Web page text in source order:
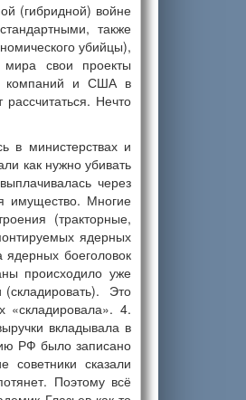
(гибридной) войне
также
убийцы),
мира свои проекты
компаний и США в
Нечто
в министерствах и
как нужно убивать
через
имущество. Многие
(тракторные,
ядерных
боеголовок
происходило уже
Это
4.
вкладывала в
РФ было записано
сказали
Поэтому всё